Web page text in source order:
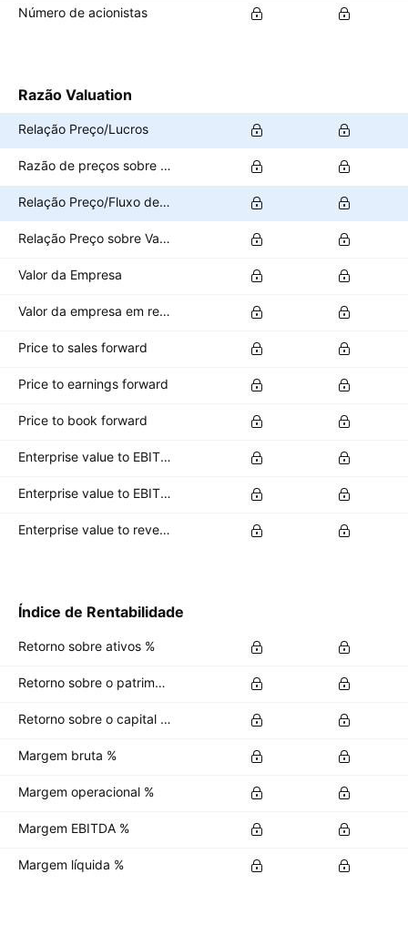
Número de acionistas
Razão Valuation
Relação Preço/Lucros
Razão de preços sobre vendas
Relação Preço/Fluxo de Caixa
Relação Preço sobre Valor Patrimonial
Valor da Empresa
Valor da empresa em relação ao EBITDA
Price to sales forward
Price to earnings forward
Price to book forward
Enterprise value to EBITDA forward
Enterprise value to EBIT forward
Enterprise value to revenue forward
Índice de Rentabilidade
Retorno sobre ativos %
Retorno sobre o patrimônio líquido %
Retorno sobre o capital investido %
Margem bruta %
Margem operacional %
Margem EBITDA %
Margem líquida %